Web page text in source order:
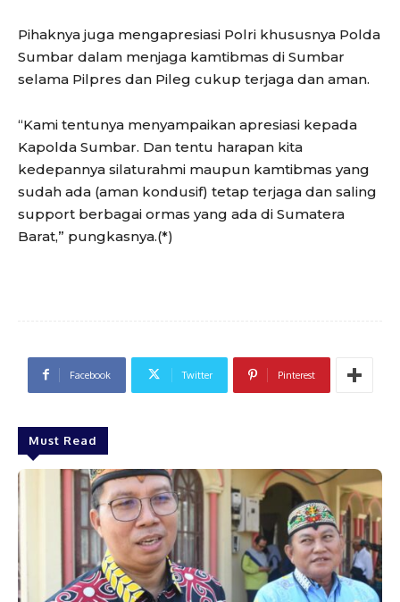
Pihaknya juga mengapresiasi Polri khususnya Polda
Sumbar dalam menjaga kamtibmas di Sumbar
selama Pilpres dan Pileg cukup terjaga dan aman.
“Kami tentunya menyampaikan apresiasi kepada
Kapolda Sumbar. Dan tentu harapan kita
kedepannya silaturahmi maupun kamtibmas yang
sudah ada (aman kondusif) tetap terjaga dan saling
support berbagai ormas yang ada di Sumatera
Barat,” pungkasnya.(*)
Facebook Twitter Pinterest
Must Read